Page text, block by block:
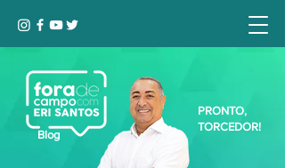
Blog
PRONTO,
TORCEDOR!